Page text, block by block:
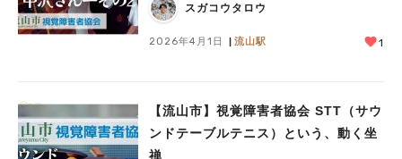
スガコウタロウ
2026年4月1日 流山駅 1
【流山市】視覚障害者協会 STT（サウ
ンドテーブルテニス）という、動く坐
禅